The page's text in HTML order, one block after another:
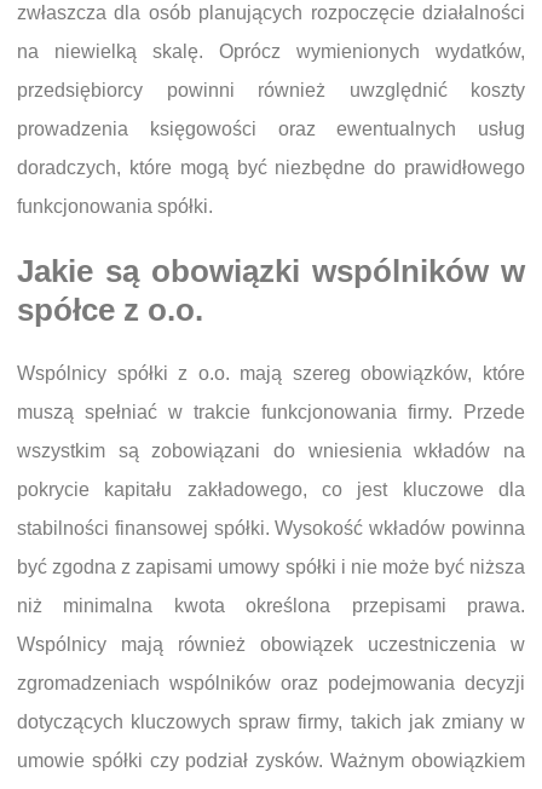
zwłaszcza dla osób planujących rozpoczęcie działalności
na niewielką skalę. Oprócz wymienionych wydatków,
przedsiębiorcy powinni również uwzględnić koszty
prowadzenia księgowości oraz ewentualnych usług
doradczych, które mogą być niezbędne do prawidłowego
funkcjonowania spółki.
Jakie są obowiązki wspólników w
spółce z o.o.
Wspólnicy spółki z o.o. mają szereg obowiązków, które
muszą spełniać w trakcie funkcjonowania firmy. Przede
wszystkim są zobowiązani do wniesienia wkładów na
pokrycie kapitału zakładowego, co jest kluczowe dla
stabilności finansowej spółki. Wysokość wkładów powinna
być zgodna z zapisami umowy spółki i nie może być niższa
niż minimalna kwota określona przepisami prawa.
Wspólnicy mają również obowiązek uczestniczenia w
zgromadzeniach wspólników oraz podejmowania decyzji
dotyczących kluczowych spraw firmy, takich jak zmiany w
umowie spółki czy podział zysków. Ważnym obowiązkiem